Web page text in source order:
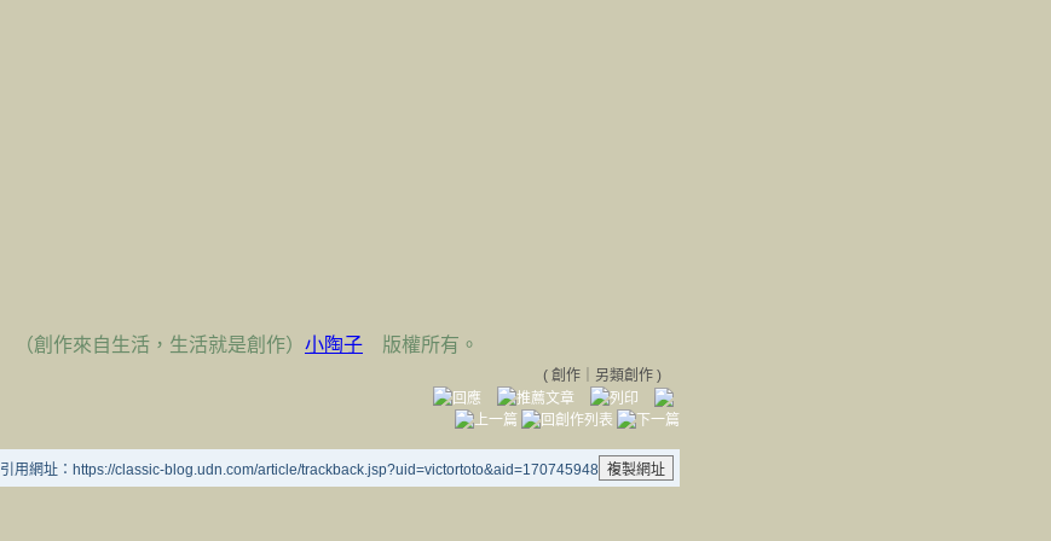
（創作來自生活，生活就是創作） 小陶子 版權所有。
( 創作 另類創作 )
引用網址：https://classic-blog.udn.com/article/trackback.jsp?uid=victortoto&aid=170745948